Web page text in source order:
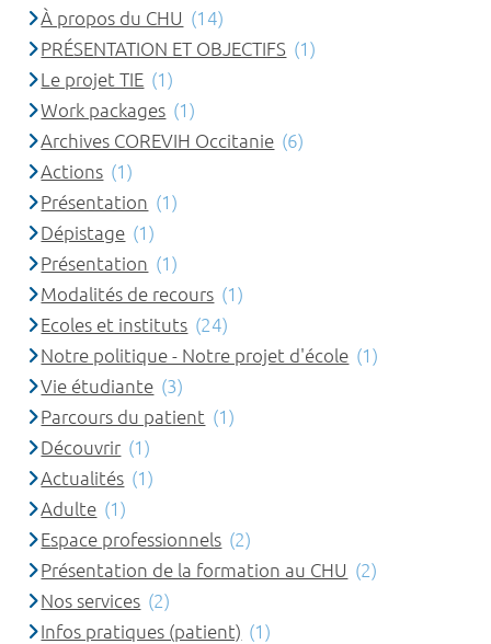
À propos du CHU (14)
PRÉSENTATION ET OBJECTIFS (1)
Le projet TIE (1)
Work packages (1)
Archives COREVIH Occitanie (6)
Actions (1)
Présentation (1)
Dépistage (1)
Présentation (1)
Modalités de recours (1)
Ecoles et instituts (24)
Notre politique - Notre projet d'école (1)
Vie étudiante (3)
Parcours du patient (1)
Découvrir (1)
Actualités (1)
Adulte (1)
Espace professionnels (2)
Présentation de la formation au CHU (2)
Nos services (2)
Infos pratiques (patient) (1)